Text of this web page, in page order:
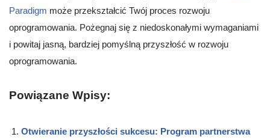
Paradigm może przekształcić Twój proces rozwoju
oprogramowania. Pożegnaj się z niedoskonałymi wymaganiami
i powitaj jasną, bardziej pomyślną przyszłość w rozwoju
oprogramowania.
Powiązane Wpisy:
Otwieranie przyszłości sukcesu: Program partnerstwa